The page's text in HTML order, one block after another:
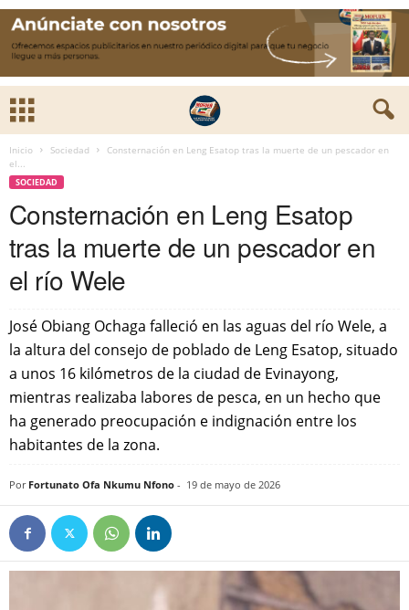
Inicio Sociedad
Consternación en Leng Esatop tras la muerte de un pescador en
el...
SOCIEDAD
Consternación en Leng Esatop
tras la muerte de un pescador en
el río Wele
José Obiang Ochaga falleció en las aguas del río Wele, a
la altura del consejo de poblado de Leng Esatop, situado
a unos 16 kilómetros de la ciudad de Evinayong,
mientras realizaba labores de pesca, en un hecho que
ha generado preocupación e indignación entre los
habitantes de la zona.
Por Fortunato Ofa Nkumu Nfono - 19 de mayo de 2026